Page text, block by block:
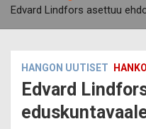
Edvard Lindfors asettuu
HANGON UUTISET HANKO
Edvard